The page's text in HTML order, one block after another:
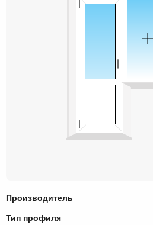
Производитель
Тип профиля